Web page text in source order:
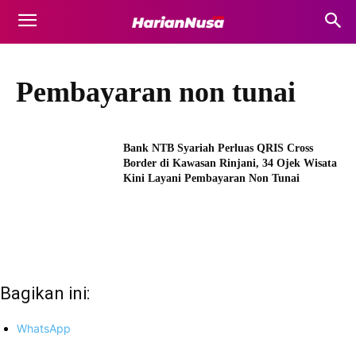
Pembayaran non tunai
Bank NTB Syariah Perluas QRIS Cross
Border di Kawasan Rinjani, 34 Ojek Wisata
Kini Layani Pembayaran Non Tunai
Bagikan ini:
WhatsApp